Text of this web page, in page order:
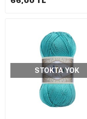
STOKTA YOK